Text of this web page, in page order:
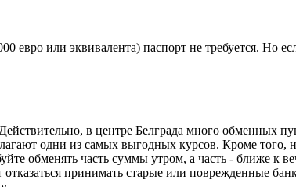
евро или эквивалента) паспорт не требуется. Но
в центре Белграда много обменных
одни из самых выгодных курсов. Кроме
обменять часть суммы утром, а часть - ближе
принимать старые или поврежденные